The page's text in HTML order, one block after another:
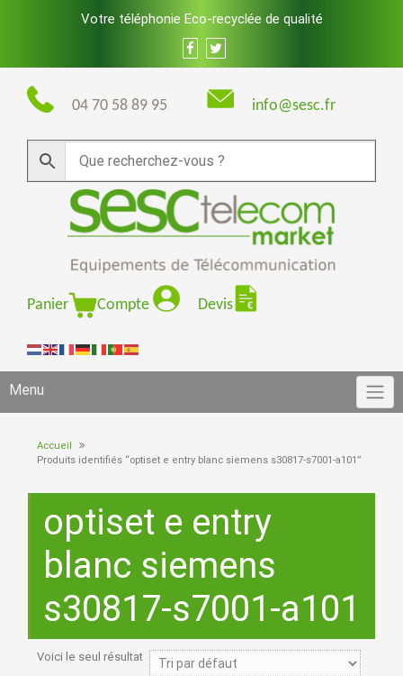
Votre téléphonie Eco-recyclée de qualité
04 70 58 89 95 info@sesc.fr
Panier Compte Devis
Menu
Accueil
Produits identifiés “optiset e entry blanc siemens s30817-s7001-a101”
optiset e entry
blanc siemens
s30817-s7001-a101
Voici le seul résultat